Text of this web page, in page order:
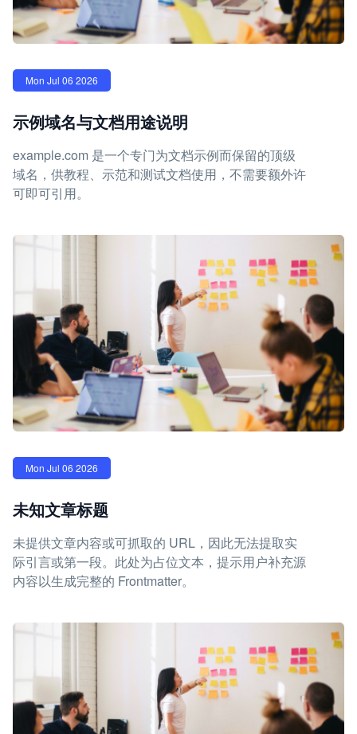
Mon Jul 06 2026
示例域名与文档用途说明
example.com 是一个专门为文档示例而保留的顶级
域名，供教程、示范和测试文档使用，不需要额外许
可即可引用。
Mon Jul 06 2026
未知文章标题
未提供文章内容或可抓取的 URL，因此无法提取实
际引言或第一段。此处为占位文本，提示用户补充源
内容以生成完整的 Frontmatter。